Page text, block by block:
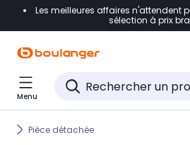
Accéder directement à la
Accéder directement au pied de
Accéder directement au chatbot
Les meilleures affaires n'attendent
sélection à prix
Menu
Pièce détachée